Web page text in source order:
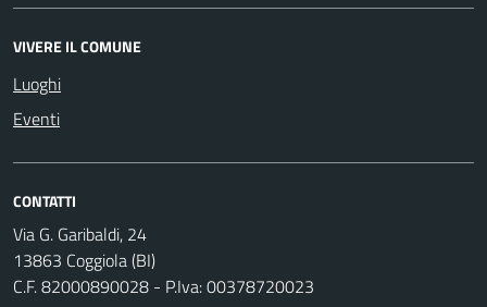
VIVERE IL COMUNE
Luoghi
Eventi
CONTATTI
Via G. Garibaldi, 24
13863 Coggiola (BI)
C.F. 82000890028 - P.Iva: 00378720023